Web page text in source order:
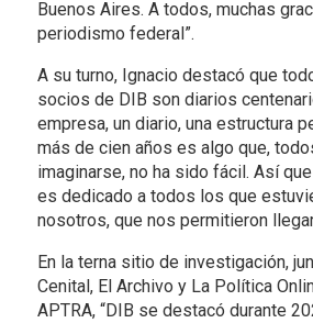
Buenos Aires. A todos, muchas
periodismo federal”.
A su turno, Ignacio destacó que
socios de DIB son diarios
empresa, un diario, una estructura
más de cien años es algo que,
imaginarse, no ha sido fácil. Así
es dedicado a todos los que
nosotros, que nos permitieron
En la terna sitio de investigación,
Cenital, El Archivo y La Política
APTRA, “DIB se destacó durante